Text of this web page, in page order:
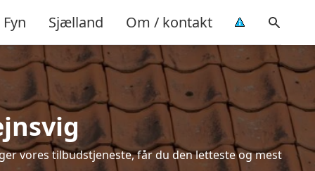
Fyn Sjælland Om / kontakt
vores tilbudstjeneste, får du den letteste og mest